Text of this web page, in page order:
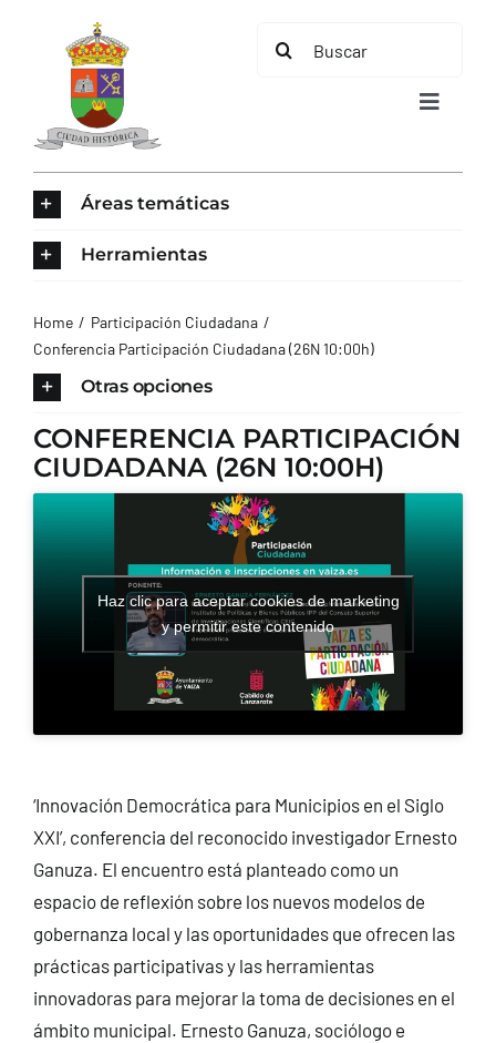
contenido
Buscar:
Toggle
AYUNTAMIENTO
TURISMO
Áreas temáticas
Herramientas
Home
Participación Ciudadana
Conferencia Participación Ciudadana (26N 10:00h)
Otras opciones
CONFERENCIA PARTICIPACIÓN
CIUDADANA (26N 10:00H)
Haz clic para aceptar cookies de marketing
y permitir este contenido
‘Innovación Democrática para Municipios en el Siglo
XXI’, conferencia del reconocido investigador Ernesto
Ganuza. El encuentro está planteado como un
espacio de reflexión sobre los nuevos modelos de
gobernanza local y las oportunidades que ofrecen las
prácticas participativas y las herramientas
innovadoras para mejorar la toma de decisiones en el
ámbito municipal. Ernesto Ganuza, sociólogo e